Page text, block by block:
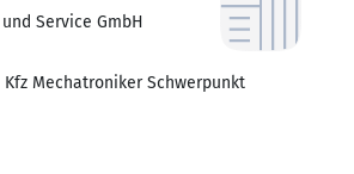
Service GmbH
Mechatroniker Schwerpunkt